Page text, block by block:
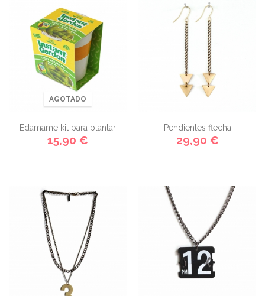
AGOTADO
Edamame kit para plantar
15,90 €
Pendientes flecha
29,90 €